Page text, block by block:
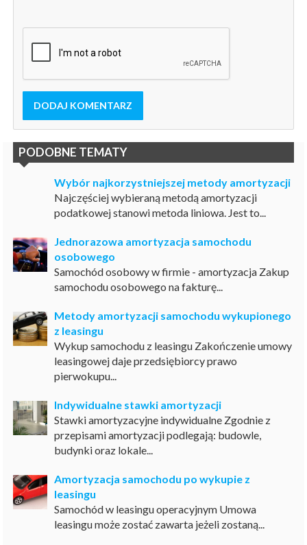
DODAJ KOMENTARZ
PODOBNE TEMATY
Wybór najkorzystniejszej metody amortyzacji
Najczęściej wybieraną metodą amortyzacji
podatkowej stanowi metoda liniowa. Jest to...
Jednorazowa amortyzacja samochodu
osobowego
Samochód osobowy w firmie - amortyzacja Zakup
samochodu osobowego na fakturę...
Metody amortyzacji samochodu wykupionego
z leasingu
Wykup samochodu z leasingu Zakończenie umowy
leasingowej daje przedsiębiorcy prawo
pierwokupu...
Indywidualne stawki amortyzacji
Stawki amortyzacyjne indywidualne Zgodnie z
przepisami amortyzacji podlegają: budowle,
budynki oraz lokale...
Amortyzacja samochodu po wykupie z
leasingu
Samochód w leasingu operacyjnym Umowa
leasingu może zostać zawarta jeżeli zostaną...